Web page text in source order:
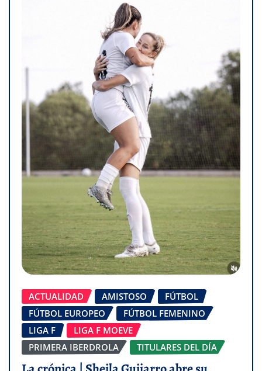
ACTUALIDAD AMISTOSO
FÚTBOL
FÚTBOL EUROPEO
FÚTBOL FEMENINO
LIGA F
LIGA F MOEVE
PRIMERA IBERDROLA
TITULARES DEL DÍA